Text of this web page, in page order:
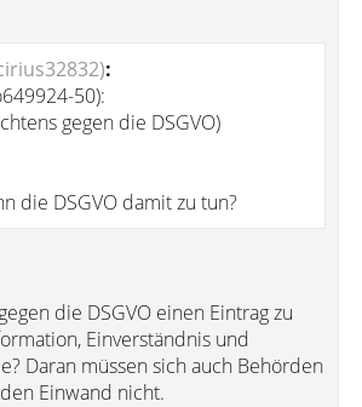
:
50):
gegen die DSGVO)
die DSGVO damit zu tun?
die DSGVO einen Eintrag zu
Einverständnis und
Daran müssen sich auch Behörden
Einwand nicht.